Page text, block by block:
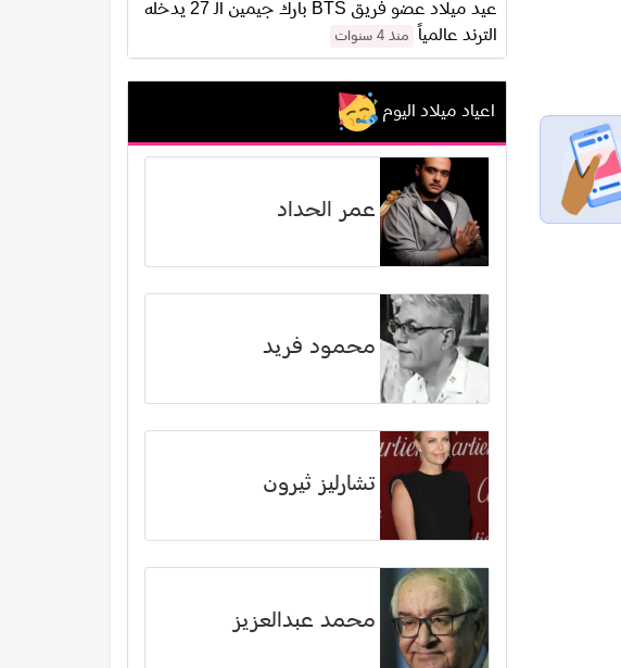
عيد ميلاد عضو فريق BTS بارك جيمين الـ 27 يدخله
الترند عالمياً
منذ 4 سنوات
اعياد ميلاد اليوم
عمر الحداد
محمود فريد
تشارليز ثيرون
محمد عبدالعزيز